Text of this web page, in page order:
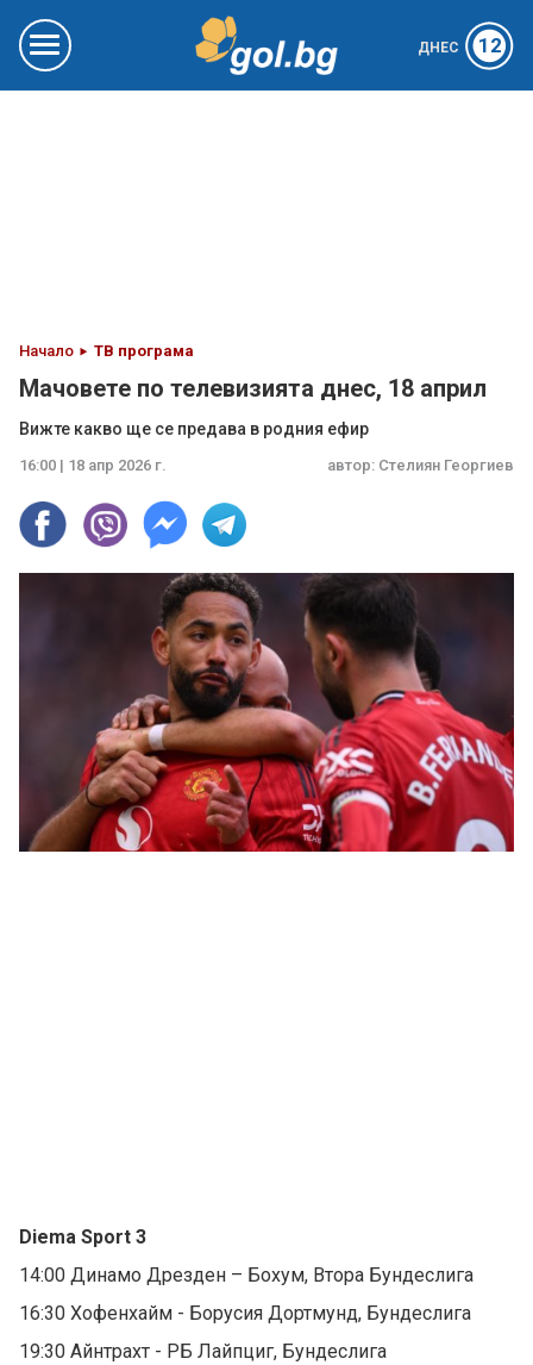
ДНЕС 12
Начало ТВ програма
Мачовете по телевизията днес, 18 април
Вижте какво ще се предава в родния ефир
16:00 | 18 апр 2026 г. автор: Стелиян Георгиев
Diema Sport 3
14:00 Динамо Дрезден – Бохум, Втора Бундеслига
16:30 Хофенхайм - Борусия Дортмунд, Бундеслига
19:30 Айнтрахт - РБ Лайпциг, Бундеслига